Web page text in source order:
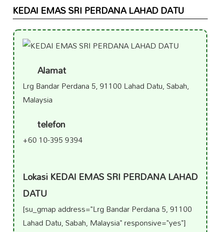
KEDAI EMAS SRI PERDANA LAHAD DATU
Alamat
Lrg Bandar Perdana 5, 91100 Lahad Datu, Sabah,
Malaysia
telefon
+60 10-395 9394
Lokasi KEDAI EMAS SRI PERDANA LAHAD
DATU
[su_gmap address="Lrg Bandar Perdana 5, 91100
Lahad Datu, Sabah, Malaysia" responsive="yes"]